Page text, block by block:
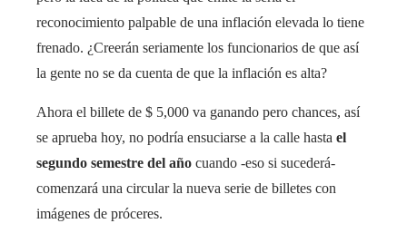
reconocimiento palpable de una inflación elevada lo tiene
frenado. ¿Creerán seriamente los funcionarios de que así
la gente no se da cuenta de que la inflación es alta?
Ahora el billete de $ 5,000 va ganando pero chances, así
se aprueba hoy, no podría ensuciarse a la calle hasta el
segundo semestre del año cuando -eso si sucederá-
comenzará una circular la nueva serie de billetes con
imágenes de próceres.